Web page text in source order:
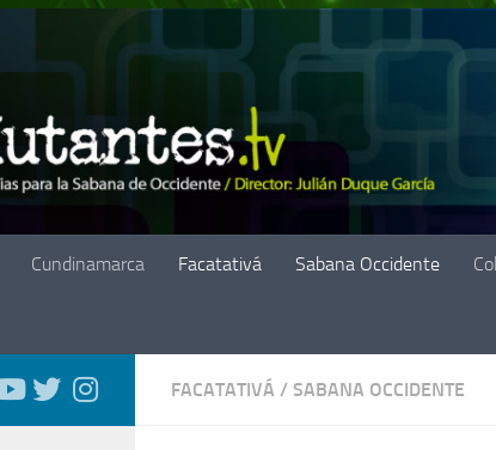
Cundinamarca Facatativá Sabana Occidente
FACATATIVÁ / SABANA OCCIDENTE